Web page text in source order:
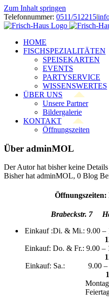
Zum Inhalt springen
Telefonnummer: 0511/512215|
HOME
FISCHSPEZIALITÄTEN
SPEISEKARTEN
EVENTS
PARTYSERVICE
WISSENSWERTES
ÜBER UNS
Unsere Partner
Bildergalerie
KONTAKT
Öffnungszeiten
Über adminMOL
Der Autor hat bisher keine Details
Bisher hat adminMOL, 0 Blog
Brabeckstr. 7
Einkauf :Di. & Mi.:
Einkauf: Do. & Fr.:
Einkauf: Sa.: